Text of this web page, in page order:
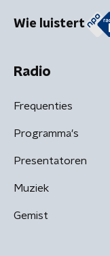
Wie luistert
Radio
Frequenties
Programma's
Presentatoren
Muziek
Gemist